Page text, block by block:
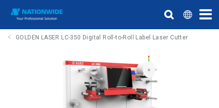
GOLDEN LASER LC-350 Digital Roll-to-Roll Label Laser Cutter